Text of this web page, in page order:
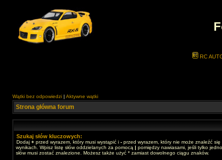
RC
Wątki bez odpowiedzi | Aktywne wątki
Strona główna forum
Szukaj słów kluczowych:
Dodaj + przed wyrazem, który musi wystąpić i - przed wyrazem, który nie może znaleźć się
wynikach. Wpisz listę słów oddzielanych za pomocą | pomiędzy nawiasami, jeśli tylko
słów musi zostać znalezione. Możesz także użyć * zamiast dowolnego ciągu znaków.